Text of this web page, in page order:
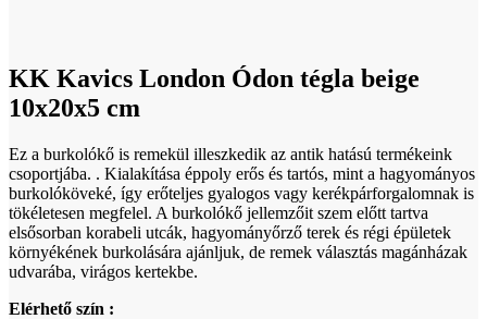
KK Kavics London Ódon tégla beige
10x20x5 cm
Ez a burkolókő is remekül illeszkedik az antik hatású termékeink
csoportjába. . Kialakítása éppoly erős és tartós, mint a hagyományos
burkolóköveké, így erőteljes gyalogos vagy kerékpárforgalomnak is
tökéletesen megfelel. A burkolókő jellemzőit szem előtt tartva
elsősorban korabeli utcák, hagyományőrző terek és régi épületek
környékének burkolására ajánljuk, de remek választás magánházak
udvarába, virágos kertekbe.
Elérhető szín :